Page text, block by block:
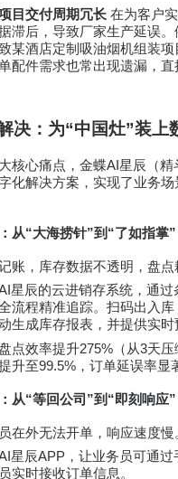
目交付周期冗长 在为客户
滞后，导致厂家生产延误。
某酒店定制吸油烟机组装项
配件需求也常出现遗漏，直
决：为“中国灶”装上
核心痛点，金蝶AI星辰（精
化解决方案，实现了业务
从“大海捞针”到“了如指掌”
账，库存数据不透明，盘点
星辰的云进销存系统，通
流程精准追踪。扫码出入库
生成库存报表，并提供实时
点效率提升275%（从3天压
升至99.5%，订单延误率显
从“等回公司”到“即刻响应”
在外无法开单，响应速度慢
星辰APP，让业务员可通
实时接收订单信息。